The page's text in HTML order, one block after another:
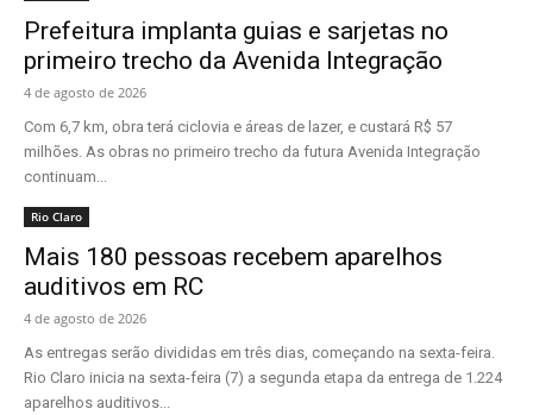
Prefeitura implanta guias e sarjetas no
primeiro trecho da Avenida Integração
4 de agosto de 2026
Com 6,7 km, obra terá ciclovia e áreas de lazer, e custará R$ 57
milhões. As obras no primeiro trecho da futura Avenida Integração
continuam...
Rio Claro
Mais 180 pessoas recebem aparelhos
auditivos em RC
4 de agosto de 2026
As entregas serão divididas em três dias, começando na sexta-feira.
Rio Claro inicia na sexta-feira (7) a segunda etapa da entrega de 1.224
aparelhos auditivos...